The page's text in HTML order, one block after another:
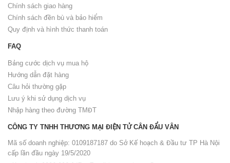
Chính sách giao hàng
Chính sách đền bù và bảo hiểm
Quy định và hình thức thanh toán
FAQ
Bảng cước dịch vụ mua hộ
Hướng dẫn đặt hàng
Câu hỏi thường gặp
Lưu ý khi sử dụng dịch vụ
Nhập hàng theo đường TMĐT
CÔNG TY TNHH THƯƠNG MẠI ĐIỆN TỬ CÂN ĐẨU VÂN
Mã số doanh nghiệp: 0109187187 do Sở Kế hoạch & Đầu tư TP Hà Nội
cấp lần đầu ngày 19/5/2020